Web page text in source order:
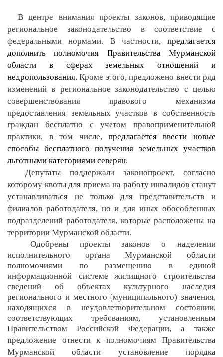
В центре внимания проекты законов, приводящие
региональное законодательство в соответствие с
федеральными нормами. В частности, предлагается
дополнить полномочия Правительства Мурманской
области в сферах земельных отношений и
недропользования. Кроме этого, предложено внести ряд
изменений в региональное законодательство с целью
совершенствования правового механизма
предоставления земельных участков в собственность
граждан бесплатно с учетом правоприменительной
практики, в том числе, предлагается ввести новые
способы бесплатного получения земельных участков
льготными категориями северян.
Депутаты поддержали законопроект, согласно
которому квоты для приема на работу инвалидов станут
устанавливаться не только для представительств и
филиалов работодателя, но и для иных обособленных
подразделений работодателя, которые расположены на
территории Мурманской области.
Одобрены проекты законов о наделении
исполнительного органа Мурманской области
полномочиями по размещению в единой
информационной системе жилищного строительства
сведений об объектах культурного наследия
регионального и местного (муниципального) значения,
находящихся в неудовлетворительном состоянии,
соответствующих требованиям, установленным
Правительством Российской Федерации, а также
предложение отнести к полномочиям Правительства
Мурманской области установление порядка